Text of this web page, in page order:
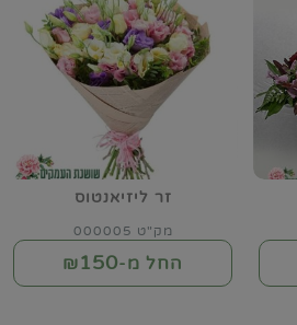
זר ליזיאנטוס
מק"ט 000005
החל מ-₪150